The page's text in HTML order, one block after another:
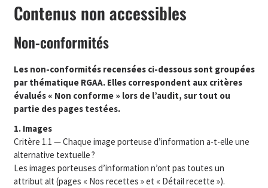
Contenus non accessibles
Non-conformités
Les non-conformités recensées ci-dessous sont groupées
par thématique RGAA. Elles correspondent aux critères
évalués « Non conforme » lors de l’audit, sur tout ou
partie des pages testées.
1. Images
Critère 1.1 — Chaque image porteuse d’information a-t-elle une
alternative textuelle ?
Les images porteuses d’information n’ont pas toutes un
attribut alt (pages « Nos recettes » et « Détail recette »).